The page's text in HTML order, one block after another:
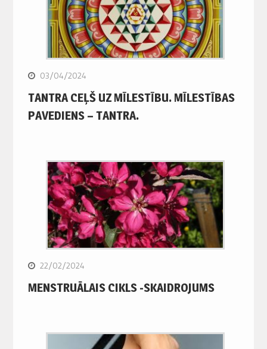
03/04/2024
TANTRA CEĻŠ UZ MĪLESTĪBU. MĪLESTĪBAS
PAVEDIENS – TANTRA.
22/02/2024
MENSTRUĀLAIS CIKLS -SKAIDROJUMS